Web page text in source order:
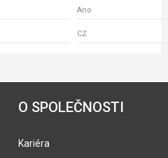
Ano
CZ
O SPOLEČNOSTI
Kariéra